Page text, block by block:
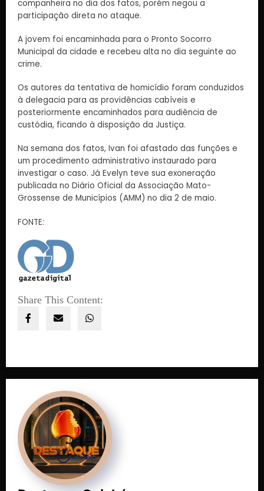
companheira no dia dos fatos, porém negou a
participação direta no ataque.
A jovem foi encaminhada para o Pronto Socorro
Municipal da cidade e recebeu alta no dia seguinte ao
crime.
Os autores da tentativa de homicídio foram conduzidos
à delegacia para as providências cabíveis e
posteriormente encaminhados para audiência de
custódia, ficando à disposição da Justiça.
Na semana dos fatos, Ivan foi afastado das funções e
um procedimento administrativo instaurado para
investigar o caso. Já Evelyn teve sua exoneração
publicada no Diário Oficial da Associação Mato-
Grossense de Municípios (AMM) no dia 2 de maio.
FONTE:
Share This Content: